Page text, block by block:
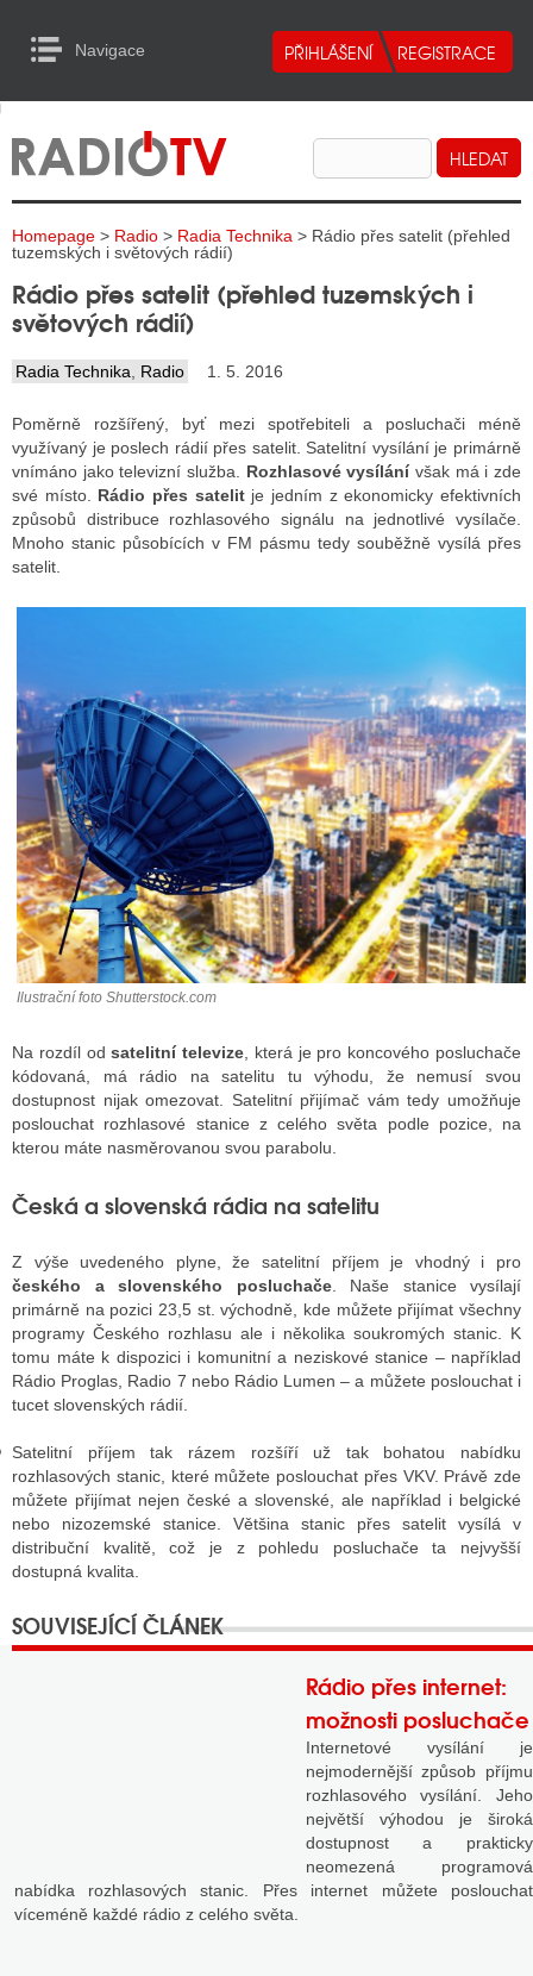
Navigace
RADIA
TELEVIZE
INTERNET
TISK
RADIA
RÁDIÍ
RÁDIÍ
VYSÍLAČE
TELEVIZE
VYSÍLAČE
INTERNET
RÁDIA
STRÁNKY RÁDIÍ
STRÁNKY TV
STÁT BLOGEREM
DISKUTÉRA NA RADIOTV
to Content
Homepage > Radio > Radia Technika > Rádio přes satelit (přehled
tuzemských i světových rádií)
Rádio přes satelit (přehled tuzemských i
světových rádií)
Radia Technika Radio 1. 5. 2016
Poměrně rozšířený, byť mezi spotřebiteli a posluchači méně
využívaný je poslech rádií přes satelit. Satelitní vysílání je primárně
vnímáno jako televizní služba. Rozhlasové vysílánívšak má i zde
své místo. Rádio přes satelitje jedním z ekonomicky efektivních
způsobů distribuce rozhlasového signálu na jednotlivé vysílače.
Mnoho stanic působících v FM pásmu tedy souběžně vysílá přes
satelit.
Ilustrační foto Shutterstock.com
Na rozdíl odsatelitní televize , která je pro koncového posluchače
kódovaná, má rádio na satelitu tu výhodu, že nemusí svou
dostupnost nijak omezovat. Satelitní přijímač vám tedy umožňuje
poslouchat rozhlasové stanice z celého světa podle pozice, na
kterou máte nasměrovanou svou parabolu.
Česká a slovenská rádia na satelitu
Z výše uvedeného plyne, že satelitní příjem je vhodný i pro
českého a slovenského posluchače. Naše stanice vysílají
primárně na pozici 23,5 st. východně, kde můžete přijímat všechny
programy Českého rozhlasu ale i několika soukromých stanic. K
tomu máte k dispozici i komunitní a neziskové stanice – například
Rádio Proglas, Radio 7 nebo Rádio Lumen – a můžete poslouchat i
tucet slovenských rádií.
Satelitní příjem tak rázem rozšíří už tak bohatou nabídku
rozhlasových stanic, které můžete poslouchat přes VKV. Právě zde
můžete přijímat nejen české a slovenské, ale například i belgické
nebo nizozemské stanice. Většina stanic přes satelit vysílá v
distribuční kvalitě, což je z pohledu posluchače ta nejvyšší
dostupná kvalita.
Rádio přes internet:
možnosti posluchače
Internetové vysílání je
nejmodernější způsob příjmu
rozhlasového vysílání. Jeho
největší výhodou je široká
dostupnost a prakticky
neomezená programová
nabídka rozhlasových stanic. Přes internet můžete poslouchat
víceméně každé rádio z celého světa.